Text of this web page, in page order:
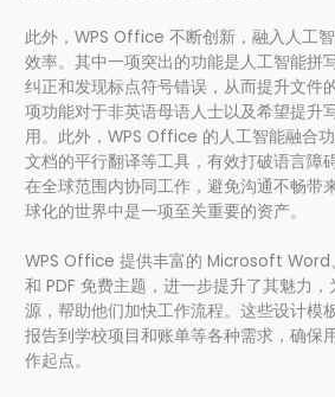
此外，WPS Office 不断创新，融入人工
效率。其中一项突出的功能是人工智能拼
纠正和发现标点符号错误，从而提升文件
项功能对于非英语母语人士以及希望提升
用。此外，WPS Office 的人工智能融合
文档的平行翻译等工具，有效打破语言障
在全球范围内协同工作，避免沟通不畅带
球化的世界中是一项至关重要的资产。
WPS Office 提供丰富的 Microsoft Word
和 PDF 免费主题，进一步提升了其魅力
源，帮助他们加快工作流程。这些设计模
报告到学校项目和账单等各种需求，确保
作起点。